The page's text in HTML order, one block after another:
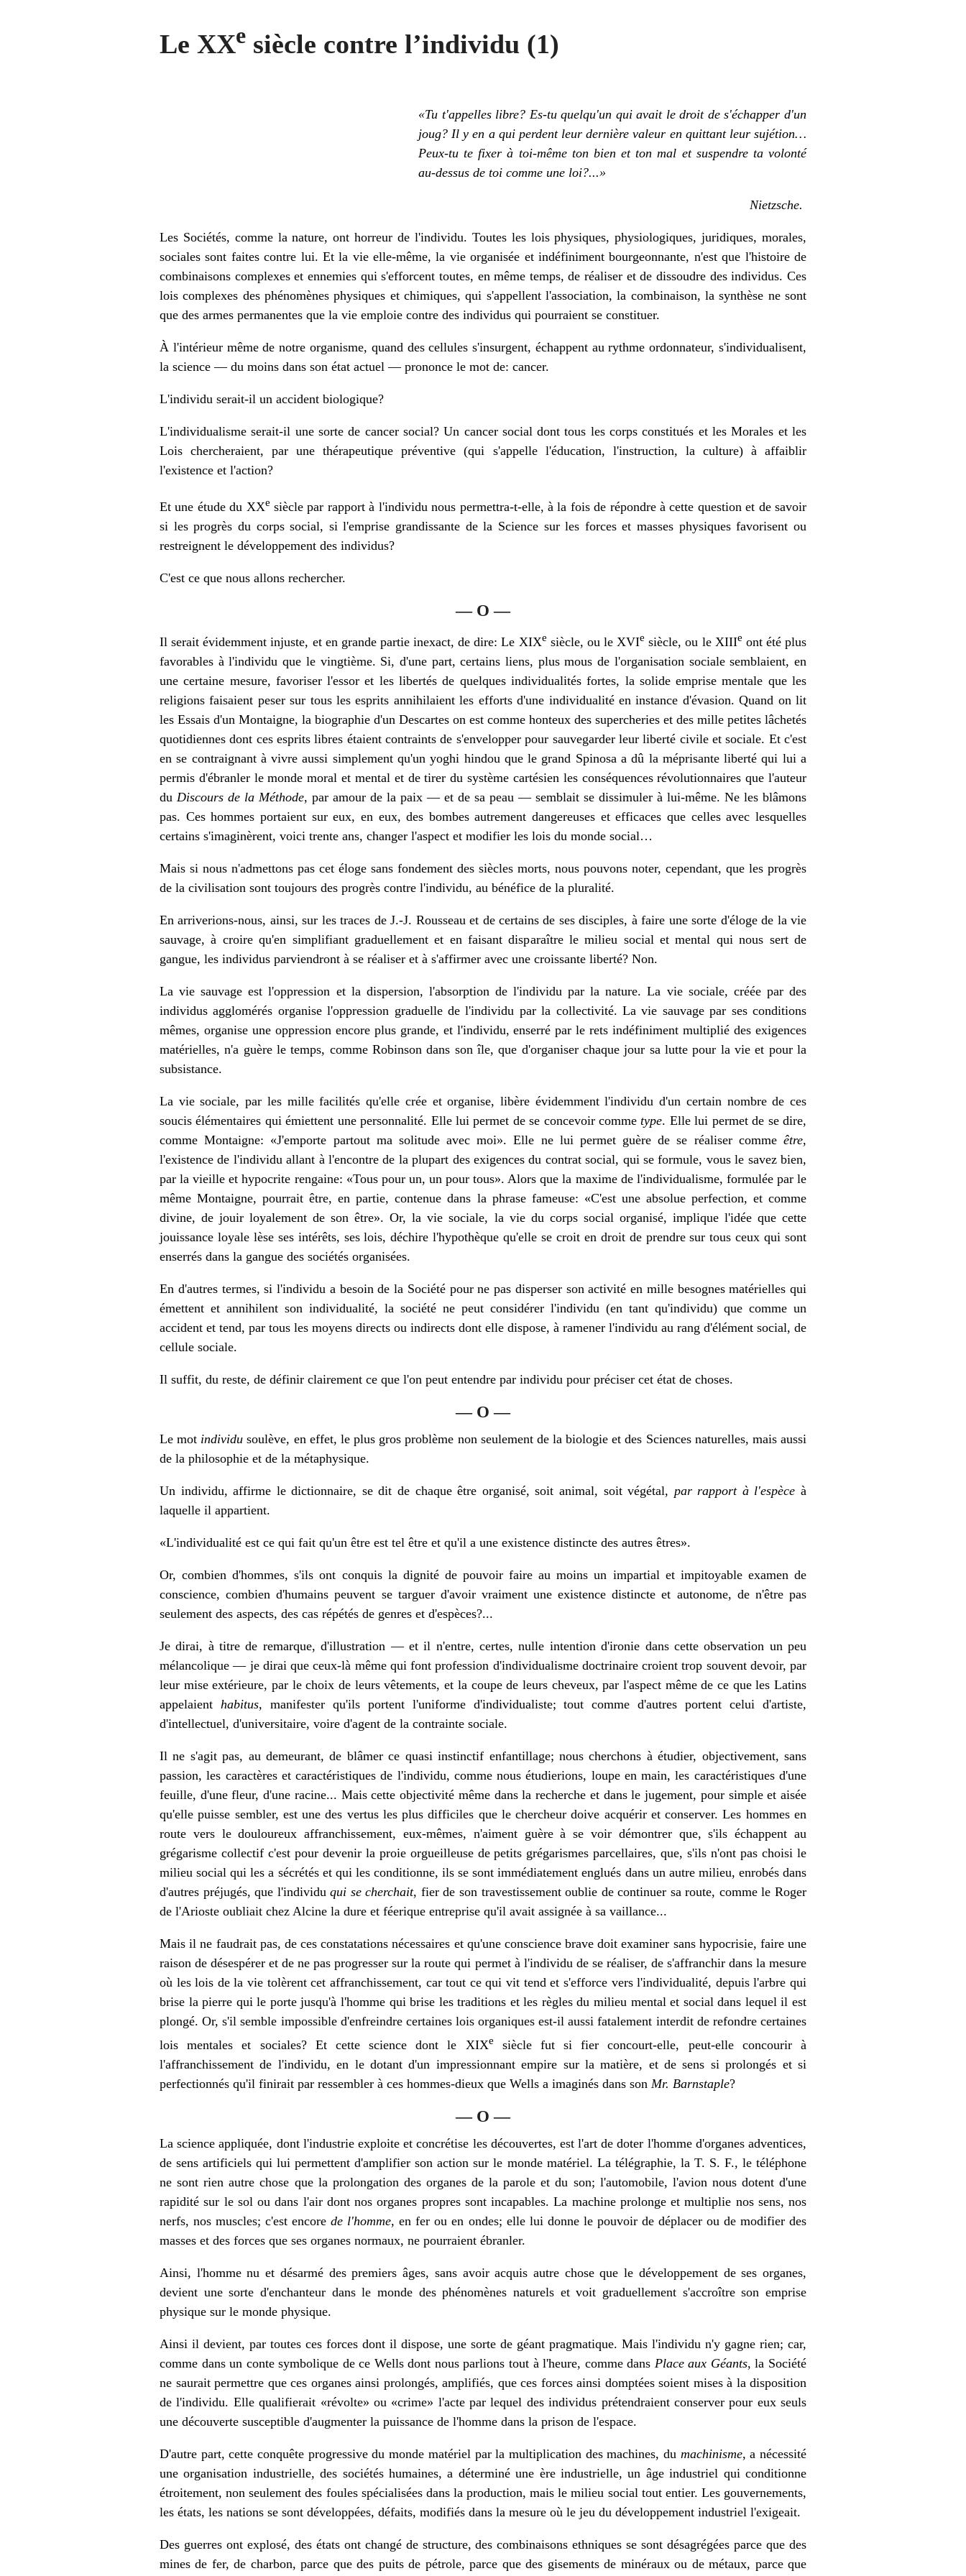
Le XXe siècle contre l’individu (1)
«Tu t'appelles libre? Es-tu quelqu'un qui avait le droit de s'échapper d'un
joug? Il y en a qui perdent leur dernière valeur en quittant leur sujétion…
Peux-tu te fixer à toi-même ton bien et ton mal et suspendre ta volonté
au-dessus de toi comme une loi?...»
Nietzsche.
Les Sociétés, comme la nature, ont horreur de l'individu. Toutes les lois physiques, physiologiques, juridiques, morales,
sociales sont faites contre lui. Et la vie elle-même, la vie organisée et indéfiniment bourgeonnante, n'est que l'histoire de
combinaisons complexes et ennemies qui s'efforcent toutes, en même temps, de réaliser et de dissoudre des individus. Ces
lois complexes des phénomènes physiques et chimiques, qui s'appellent l'association, la combinaison, la synthèse ne sont
que des armes permanentes que la vie emploie contre des individus qui pourraient se constituer.
À l'intérieur même de notre organisme, quand des cellules s'insurgent, échappent au rythme ordonnateur, s'individualisent,
la science — du moins dans son état actuel — prononce le mot de: cancer.
L'individu serait-il un accident biologique?
L'individualisme serait-il une sorte de cancer social? Un cancer social dont tous les corps constitués et les Morales et les
Lois chercheraient, par une thérapeutique préventive (qui s'appelle l'éducation, l'instruction, la culture) à affaiblir
l'existence et l'action?
Et une étude du XXe siècle par rapport à l'individu nous permettra-t-elle, à la fois de répondre à cette question et de savoir
si les progrès du corps social, si l'emprise grandissante de la Science sur les forces et masses physiques favorisent ou
restreignent le développement des individus?
C'est ce que nous allons rechercher.
— O —
Il serait évidemment injuste, et en grande partie inexact, de dire: Le XIXe siècle, ou le XVIe siècle, ou le XIIIe ont été plus
favorables à l'individu que le vingtième. Si, d'une part, certains liens, plus mous de l'organisation sociale semblaient, en
une certaine mesure, favoriser l'essor et les libertés de quelques individualités fortes, la solide emprise mentale que les
religions faisaient peser sur tous les esprits annihilaient les efforts d'une individualité en instance d'évasion. Quand on lit
les Essais d'un Montaigne, la biographie d'un Descartes on est comme honteux des supercheries et des mille petites lâchetés
quotidiennes dont ces esprits libres étaient contraints de s'envelopper pour sauvegarder leur liberté civile et sociale. Et c'est
en se contraignant à vivre aussi simplement qu'un yoghi hindou que le grand Spinosa a dû la méprisante liberté qui lui a
permis d'ébranler le monde moral et mental et de tirer du système cartésien les conséquences révolutionnaires que l'auteur
du Discours de la Méthode, par amour de la paix — et de sa peau — semblait se dissimuler à lui-même. Ne les blâmons
pas. Ces hommes portaient sur eux, en eux, des bombes autrement dangereuses et efficaces que celles avec lesquelles
certains s'imaginèrent, voici trente ans, changer l'aspect et modifier les lois du monde social…
Mais si nous n'admettons pas cet éloge sans fondement des siècles morts, nous pouvons noter, cependant, que les progrès
de la civilisation sont toujours des progrès contre l'individu, au bénéfice de la pluralité.
En arriverions-nous, ainsi, sur les traces de J.-J. Rousseau et de certains de ses disciples, à faire une sorte d'éloge de la vie
sauvage, à croire qu'en simplifiant graduellement et en faisant disparaître le milieu social et mental qui nous sert de
gangue, les individus parviendront à se réaliser et à s'affirmer avec une croissante liberté? Non.
La vie sauvage est l'oppression et la dispersion, l'absorption de l'individu par la nature. La vie sociale, créée par des
individus agglomérés organise l'oppression graduelle de l'individu par la collectivité. La vie sauvage par ses conditions
mêmes, organise une oppression encore plus grande, et l'individu, enserré par le rets indéfiniment multiplié des exigences
matérielles, n'a guère le temps, comme Robinson dans son île, que d'organiser chaque jour sa lutte pour la vie et pour la
subsistance.
La vie sociale, par les mille facilités qu'elle crée et organise, libère évidemment l'individu d'un certain nombre de ces
soucis élémentaires qui émiettent une personnalité. Elle lui permet de se concevoir commetype. Elle lui permet de se dire,
comme Montaigne: «J'emporte partout ma solitude avec moi». Elle ne lui permet guère de se réaliser comme être,
l'existence de l'individu allant à l'encontre de la plupart des exigences du contrat social, qui se formule, vous le savez bien,
par la vieille et hypocrite rengaine: «Tous pour un, un pour tous». Alors que la maxime de l'individualisme, formulée par le
même Montaigne, pourrait être, en partie, contenue dans la phrase fameuse: «C'est une absolue perfection, et comme
divine, de jouir loyalement de son être». Or, la vie sociale, la vie du corps social organisé, implique l'idée que cette
jouissance loyale lèse ses intérêts, ses lois, déchire l'hypothèque qu'elle se croit en droit de prendre sur tous ceux qui sont
enserrés dans la gangue des sociétés organisées.
En d'autres termes, si l'individu a besoin de la Société pour ne pas disperser son activité en mille besognes matérielles qui
émettent et annihilent son individualité, la société ne peut considérer l'individu (en tant qu'individu) que comme un
accident et tend, par tous les moyens directs ou indirects dont elle dispose, à ramener l'individu au rang d'élément social, de
cellule sociale.
Il suffit, du reste, de définir clairement ce que l'on peut entendre par individu pour préciser cet état de choses.
— O —
Le mot individu soulève, en effet, le plus gros problème non seulement de la biologie et des Sciences naturelles, mais aussi
de la philosophie et de la métaphysique.
Un individu, affirme le dictionnaire, se dit de chaque être organisé, soit animal, soit végétal, par rapport à l'espèce à
laquelle il appartient.
«L'individualité est ce qui fait qu'un être est tel être et qu'il a une existence distincte des autres êtres».
Or, combien d'hommes, s'ils ont conquis la dignité de pouvoir faire au moins un impartial et impitoyable examen de
conscience, combien d'humains peuvent se targuer d'avoir vraiment une existence distincte et autonome, de n'être pas
seulement des aspects, des cas répétés de genres et d'espèces?...
Je dirai, à titre de remarque, d'illustration — et il n'entre, certes, nulle intention d'ironie dans cette observation un peu
mélancolique — je dirai que ceux-là même qui font profession d'individualisme doctrinaire croient trop souvent devoir, par
leur mise extérieure, par le choix de leurs vêtements, et la coupe de leurs cheveux, par l'aspect même de ce que les Latins
appelaient habitus, manifester qu'ils portent l'uniforme d'individualiste; tout comme d'autres portent celui d'artiste,
d'intellectuel, d'universitaire, voire d'agent de la contrainte sociale.
Il ne s'agit pas, au demeurant, de blâmer ce quasi instinctif enfantillage; nous cherchons à étudier, objectivement, sans
passion, les caractères et caractéristiques de l'individu, comme nous étudierions, loupe en main, les caractéristiques d'une
feuille, d'une fleur, d'une racine... Mais cette objectivité même dans la recherche et dans le jugement, pour simple et aisée
qu'elle puisse sembler, est une des vertus les plus difficiles que le chercheur doive acquérir et conserver. Les hommes en
route vers le douloureux affranchissement, eux-mêmes, n'aiment guère à se voir démontrer que, s'ils échappent au
grégarisme collectif c'est pour devenir la proie orgueilleuse de petits grégarismes parcellaires, que, s'ils n'ont pas choisi le
milieu social qui les a sécrétés et qui les conditionne, ils se sont immédiatement englués dans un autre milieu, enrobés dans
d'autres préjugés, que l'individuqui se cherchait, fier de son travestissement oublie de continuer sa route, comme le Roger
de l'Arioste oubliait chez Alcine la dure et féerique entreprise qu'il avait assignée à sa vaillance...
Mais il ne faudrait pas, de ces constatations nécessaires et qu'une conscience brave doit examiner sans hypocrisie, faire une
raison de désespérer et de ne pas progresser sur la route qui permet à l'individu de se réaliser, de s'affranchir dans la mesure
où les lois de la vie tolèrent cet affranchissement, car tout ce qui vit tend et s'efforce vers l'individualité, depuis l'arbre qui
brise la pierre qui le porte jusqu'à l'homme qui brise les traditions et les règles du milieu mental et social dans lequel il est
plongé. Or, s'il semble impossible d'enfreindre certaines lois organiques est-il aussi fatalement interdit de refondre certaines
lois mentales et sociales? Et cette science dont le XIXe
siècle fut si fier concourt-elle, peut-elle concourir à
l'affranchissement de l'individu, en le dotant d'un impressionnant empire sur la matière, et de sens si prolongés et si
perfectionnés qu'il finirait par ressembler à ces hommes-dieux que Wells a imaginés dans son Mr. Barnstaple?
— O —
La science appliquée, dont l'industrie exploite et concrétise les découvertes, est l'art de doter l'homme d'organes adventices,
de sens artificiels qui lui permettent d'amplifier son action sur le monde matériel. La télégraphie, la T. S. F., le téléphone
ne sont rien autre chose que la prolongation des organes de la parole et du son; l'automobile, l'avion nous dotent d'une
rapidité sur le sol ou dans l'air dont nos organes propres sont incapables. La machine prolonge et multiplie nos sens, nos
nerfs, nos muscles; c'est encorede l'homme, en fer ou en ondes; elle lui donne le pouvoir de déplacer ou de modifier des
masses et des forces que ses organes normaux, ne pourraient ébranler.
Ainsi, l'homme nu et désarmé des premiers âges, sans avoir acquis autre chose que le développement de ses organes,
devient une sorte d'enchanteur dans le monde des phénomènes naturels et voit graduellement s'accroître son emprise
physique sur le monde physique.
Ainsi il devient, par toutes ces forces dont il dispose, une sorte de géant pragmatique. Mais l'individu n'y gagne rien; car,
comme dans un conte symbolique de ce Wells dont nous parlions tout à l'heure, comme dans Place aux Géants, la Société
ne saurait permettre que ces organes ainsi prolongés, amplifiés, que ces forces ainsi domptées soient mises à la disposition
de l'individu. Elle qualifierait «révolte» ou «crime» l'acte par lequel des individus prétendraient conserver pour eux seuls
une découverte susceptible d'augmenter la puissance de l'homme dans la prison de l'espace.
D'autre part, cette conquête progressive du monde matériel par la multiplication des machines, du machinisme, a nécessité
une organisation industrielle, des sociétés humaines, a déterminé une ère industrielle, un âge industriel qui conditionne
étroitement, non seulement des foules spécialisées dans la production, mais le milieu social tout entier. Les gouvernements,
les états, les nations se sont développées, défaits, modifiés dans la mesure où le jeu du développement industriel l'exigeait.
Des guerres ont explosé, des états ont changé de structure, des combinaisons ethniques se sont désagrégées parce que des
mines de fer, de charbon, parce que des puits de pétrole, parce que des gisements de minéraux ou de métaux, parce que